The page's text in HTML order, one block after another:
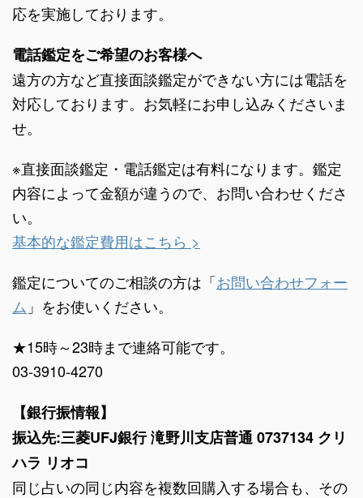
応を実施しております。
電話鑑定をご希望のお客様へ
遠方の方など直接面談鑑定ができない方には電話を
対応しております。お気軽にお申し込みくださいま
せ。
※直接面談鑑定・電話鑑定は有料になります。鑑定
内容によって金額が違うので、お問い合わせくださ
い。
基本的な鑑定費用はこちら >
鑑定についてのご相談の方は「お問い合わせフォー
ム 」をお使いください。
★15時～23時まで連絡可能です。
03-3910-4270
【銀行振情報】
振込先:三菱UFJ銀行 滝野川支店普通 0737134 クリ
ハラ リオコ
同じ占いの同じ内容を複数回購入する場合も、その